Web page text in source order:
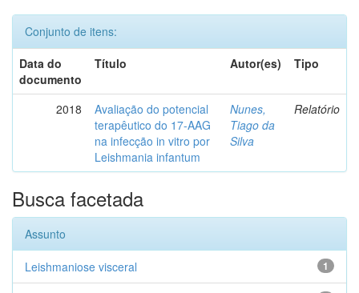
Conjunto de itens:
Data do
documento
Título Autor(es) Tipo
2018
Avaliação do potencial
terapêutico do 17-AAG
na infecção in vitro por
Leishmania infantum
Nunes,
Tiago da
Silva
Relatório
Busca facetada
Assunto
1
Leishmaniose visceral